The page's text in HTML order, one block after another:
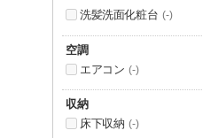
洗髪洗面化粧台 (-)
空調
エアコン (-)
収納
床下収納 (-)